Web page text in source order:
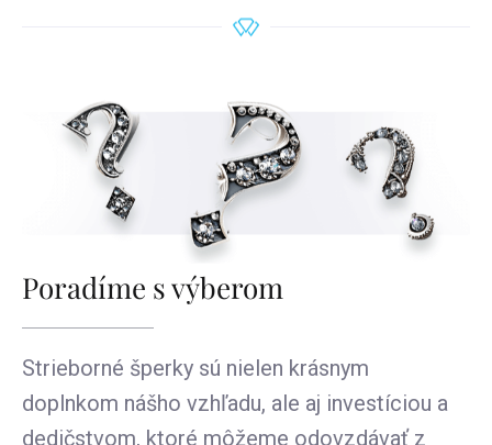
Poradíme s výberom
Strieborné šperky sú nielen krásnym
doplnkom nášho vzhľadu, ale aj investíciou a
dedičstvom, ktoré môžeme odovzdávať z